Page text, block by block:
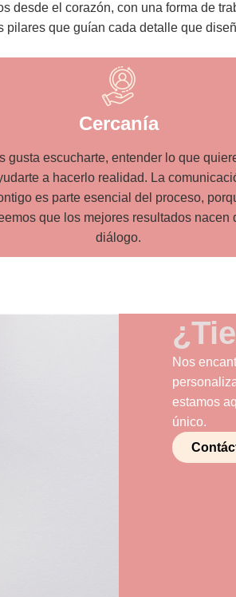
desde el corazón, con una forma de
pilares que guían cada detalle que
Cercanía
gusta escucharte, entender lo que
a hacerlo realidad. La
es parte esencial del proceso,
que los mejores resultados nacen
diálogo.
Nos
estamos
único.